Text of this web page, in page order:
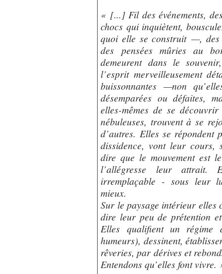
« [...] Fil des événements,
chocs qui inquiètent,
quoi elle se construit —, des
des pensées mûries au
demeurent dans le
l’esprit merveilleusement
buissonnantes —non
désemparées ou défaites,
elles-mêmes de se
nébuleuses, trouvent à se
d’autres. Elles se répondent
dissidence, vont leur cours,
dire que le mouvement est
l’allégresse leur attrait.
irremplaçable - sous leur
mieux.
Sur le paysage intérieur elles
dire leur peu de prétention
Elles qualifient un régime
humeurs), dessinent,
rêveries, par dérives et
Entendons qu’elles font vivre.